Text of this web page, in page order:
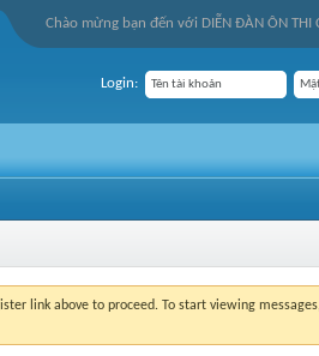
Chào mừng bạn đến với DIỄN ĐÀN ÔN THI
Login:
link above to proceed. To start viewing